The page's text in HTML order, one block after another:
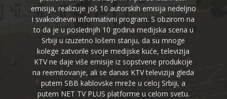
emisija, realizuje još 10 autorskih emisija nedeljno
i svakodnevni informativni program. S obzirom na
to da je u poslednjih 10 godina medijska scena u
Srbiji u izuzetno lošem stanju, da su mnoge
kolege zatvorile svoje medijske kuće, televizija
KTV ne daje više emisije iz sopstvene produkcije
na reemitovanje, ali se danas KTV televizija gleda
putem SBB kablovske mreže u celoj Srbiji, a
putem NET TV PLUS platforme u celom svetu.